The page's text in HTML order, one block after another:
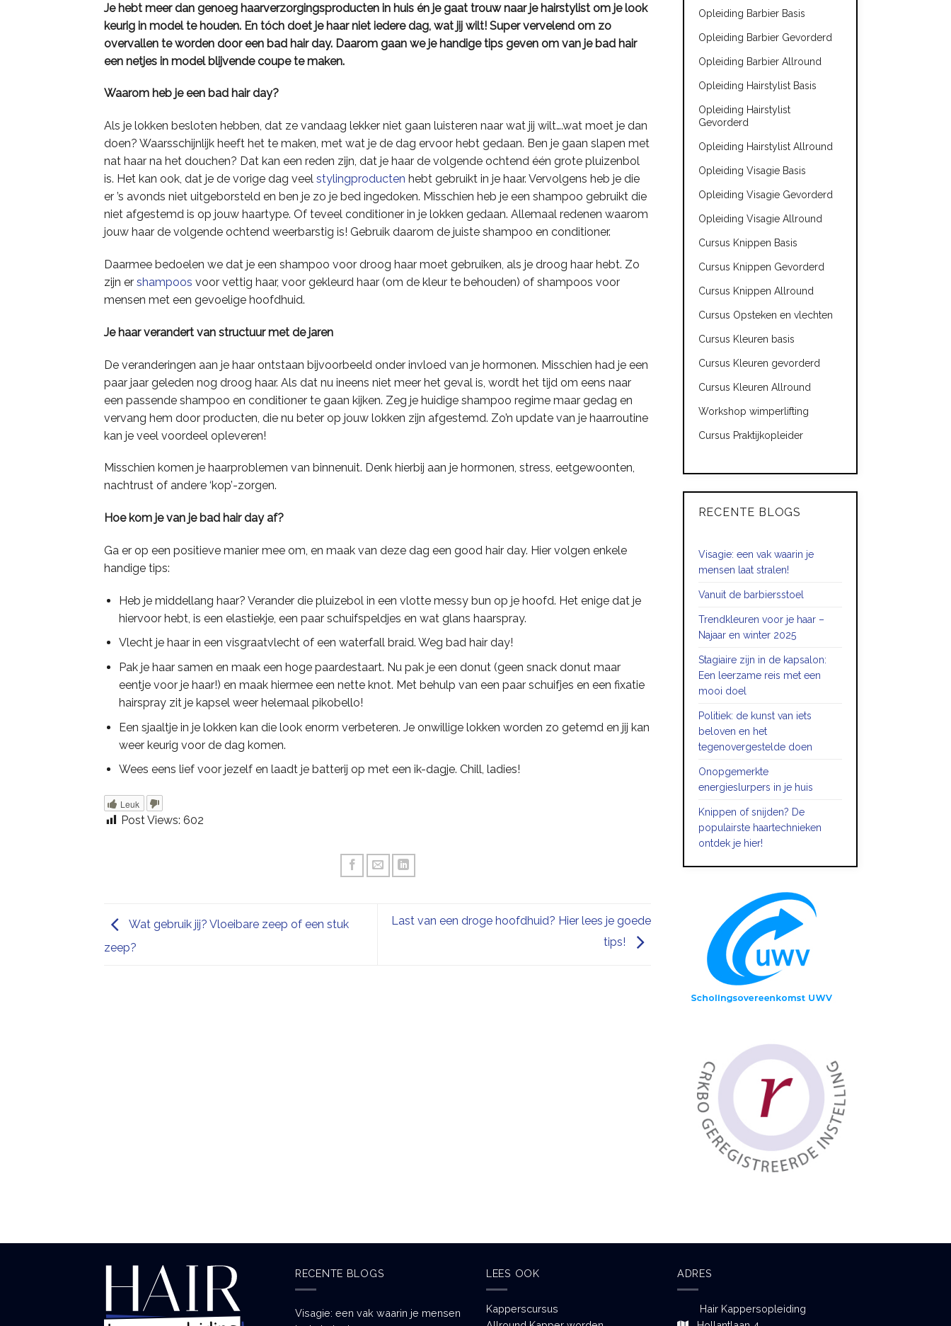
Je hebt meer dan genoeg haarverzorgingsproducten in huis én je gaat trouw naar je hairstylist om je look
keurig in model te houden. En tóch doet je haar niet iedere dag, wat jij wilt! Super vervelend om zo
overvallen te worden door een bad hair day. Daarom gaan we je handige tips geven om van je bad hair
een netjes in model blijvende coupe te maken.
Waarom heb je een bad hair day?
Als je lokken besloten hebben, dat ze vandaag lekker niet gaan luisteren naar wat jij wilt….wat moet je dan
doen? Waarsschijnlijk heeft het te maken, met wat je de dag ervoor hebt gedaan. Ben je gaan slapen met
nat haar na het douchen? Dat kan een reden zijn, dat je haar de volgende ochtend één grote pluizenbol
is. Het kan ook, dat je de vorige dag veel stylingproducten hebt gebruikt in je haar. Vervolgens heb je die
er ’s avonds niet uitgeborsteld en ben je zo je bed ingedoken. Misschien heb je een shampoo gebruikt die
niet afgestemd is op jouw haartype. Of teveel conditioner in je lokken gedaan. Allemaal redenen waarom
jouw haar de volgende ochtend weerbarstig is! Gebruik daarom de juiste shampoo en conditioner.
Daarmee bedoelen we dat je een shampoo voor droog haar moet gebruiken, als je droog haar hebt. Zo
zijn er shampoos voor vettig haar, voor gekleurd haar (om de kleur te behouden) of shampoos voor
mensen met een gevoelige hoofdhuid.
Je haar verandert van structuur met de jaren
De veranderingen aan je haar ontstaan bijvoorbeeld onder invloed van je hormonen. Misschien had je een
paar jaar geleden nog droog haar. Als dat nu ineens niet meer het geval is, wordt het tijd om eens naar
een passende shampoo en conditioner te gaan kijken. Zeg je huidige shampoo regime maar gedag en
vervang hem door producten, die nu beter op jouw lokken zijn afgestemd. Zo’n update van je haarroutine
kan je veel voordeel opleveren!
Misschien komen je haarproblemen van binnenuit. Denk hierbij aan je hormonen, stress, eetgewoonten,
nachtrust of andere ‘kop’-zorgen.
Hoe kom je van je bad hair day af?
Ga er op een positieve manier mee om, en maak van deze dag een good hair day. Hier volgen enkele
handige tips:
Heb je middellang haar? Verander die pluizebol in een vlotte messy bun op je hoofd. Het enige dat je
hiervoor hebt, is een elastiekje, een paar schuifspeldjes en wat glans haarspray.
Vlecht je haar in een visgraatvlecht of een waterfall braid. Weg bad hair day!
Pak je haar samen en maak een hoge paardestaart. Nu pak je een donut (geen snack donut maar
eentje voor je haar!) en maak hiermee een nette knot. Met behulp van een paar schuifjes en een fixatie
hairspray zit je kapsel weer helemaal pikobello!
Een sjaaltje in je lokken kan die look enorm verbeteren. Je onwillige lokken worden zo getemd en jij kan
weer keurig voor de dag komen.
Wees eens lief voor jezelf en laadt je batterij op met een ik-dagje. Chill, ladies!
Leuk
Post Views: 602
Wat gebruik jij? Vloeibare zeep of een stuk
zeep?
Last van een droge hoofdhuid? Hier lees je goede
tips!
Opleiding Barbier Basis
Opleiding Barbier Gevorderd
Opleiding Barbier Allround
Opleiding Hairstylist Basis
Opleiding Hairstylist
Gevorderd
Opleiding Hairstylist Allround
Opleiding Visagie Basis
Opleiding Visagie Gevorderd
Opleiding Visagie Allround
Cursus Knippen Basis
Cursus Knippen Gevorderd
Cursus Knippen Allround
Cursus Opsteken en vlechten
Cursus Kleuren basis
Cursus Kleuren gevorderd
Cursus Kleuren Allround
Workshop wimperlifting
Cursus Praktijkopleider
RECENTE BLOGS
Visagie: een vak waarin je
mensen laat stralen!
Vanuit de barbiersstoel
Trendkleuren voor je haar –
Najaar en winter 2025
Stagiaire zijn in de kapsalon:
Een leerzame reis met een
mooi doel
Politiek: de kunst van iets
beloven en het
tegenovergestelde doen
Onopgemerkte
energieslurpers in je huis
Knippen of snijden? De
populairste haartechnieken
ontdek je hier!
RECENTE BLOGS
Visagie: een vak waarin je mensen
LEES OOK
Kapperscursus
ADRES
Hair Kappersopleiding